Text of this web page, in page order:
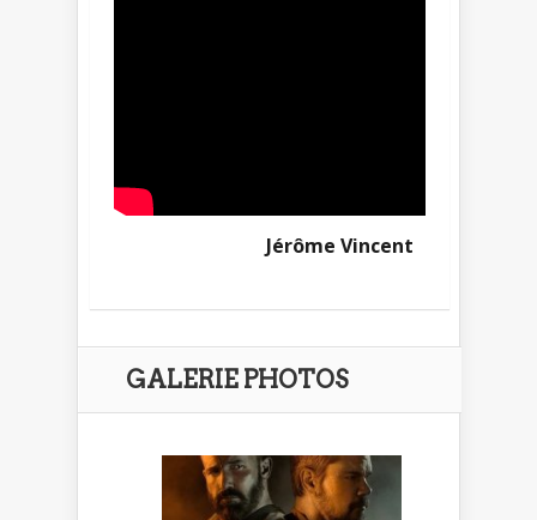
Jérôme Vincent
GALERIE PHOTOS